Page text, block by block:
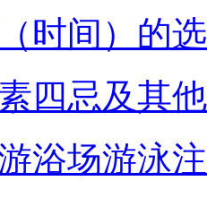
时间）的
四忌及其他
浴场游泳